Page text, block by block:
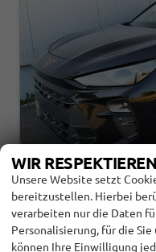
CUPRA
2.0TSI AHK ACC EL.
WIR
Unsere Website setzt
bereitzustellen. Hierbei
verarbeiten nur die Daten
Personalisierung, für die Sie
können Ihre Einwilligung